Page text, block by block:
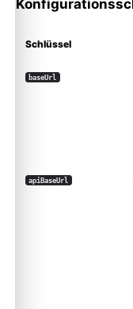
Schlüssel
baseUrl
apiBaseUrl